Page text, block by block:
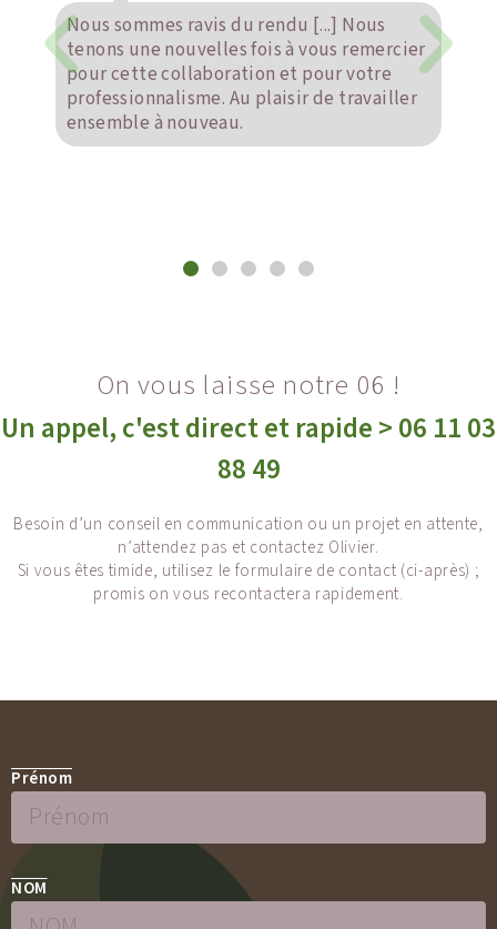
Nous
remercier
votre
travailler
Lors de la création de notre
Karine et Olivier ont su trouver les
pour nous accompagner dans notre
L'entreprise est née... identifiée par
super logo et tous les outils de
communication nécessaires pour un
On vous laisse notre 06 !
Un appel, c'est direct et rapide > 06 11 03
88 49
Besoin d’un conseil en communication ou un projet en attente,
n’attendez pas et contactez Olivier.
Si vous êtes timide, utilisez le formulaire de contact (ci-après) ;
promis on vous recontactera rapidement.
Prénom
NOM